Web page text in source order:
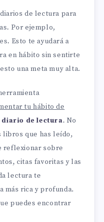
de lectura para
Por ejemplo,
Esto te ayudará a
en hábito sin sentirte
una meta muy alta.
tu hábito de
diario de lectura. No
libros que has leído,
reflexionar sobre
citas favoritas y las
lectura te
más rica y profunda.
puedes encontrar